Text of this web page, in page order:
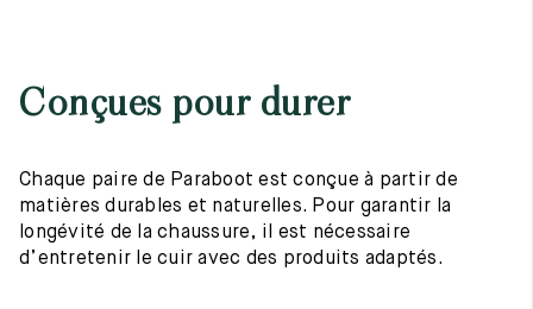
Conçues pour durer
Chaque paire de Paraboot est conçue à partir de
matières durables et naturelles. Pour garantir la
longévité de la chaussure, il est nécessaire
d’entretenir le cuir avec des produits adaptés.